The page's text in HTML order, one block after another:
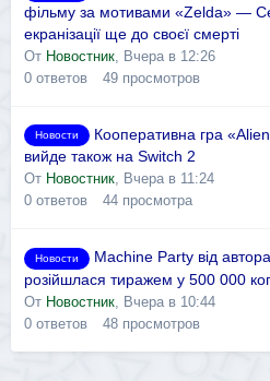
фільму за мотивами «Zelda» —
екранізації ще до своєї смерті
От Новостник
Вчера в 12:26
0 ответов 49 просмотров
Новости
Кооперативна гра
вийде також на Switch 2
От Новостник, Вчера в 11:24
0 ответов 44 просмотра
Новости
Machine Party від
розійшлася тиражем у 500 000
От Новостник Вчера в 10:44
0 ответов 48 просмотров